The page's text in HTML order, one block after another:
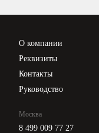
О компании
Реквизиты
Контакты
Руководство
Москва
8 499 009 77 27